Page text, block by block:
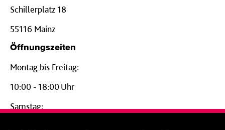
Schillerplatz 18
55116 Mainz
Öffnungszeiten
Montag bis Freitag:
10:00 - 18:00 Uhr
Samstag: